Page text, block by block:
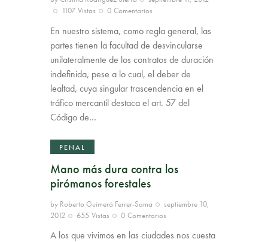
1107 Vistas 0 Comentarios
En nuestro sistema, como regla general, las
partes tienen la facultad de desvincularse
unilateralmente de los contratos de duración
indefinida, pese a lo cual, el deber de
lealtad, cuya singular trascendencia en el
tráfico mercantil destaca el art. 57 del
Código de…
PENAL
Mano más dura contra los
pirómanos forestales
by Roberto Guimerá Ferrer-Sama
septiembre 10,
2012
655 Vistas 0 Comentarios
A los que vivimos en las ciudades nos cuesta